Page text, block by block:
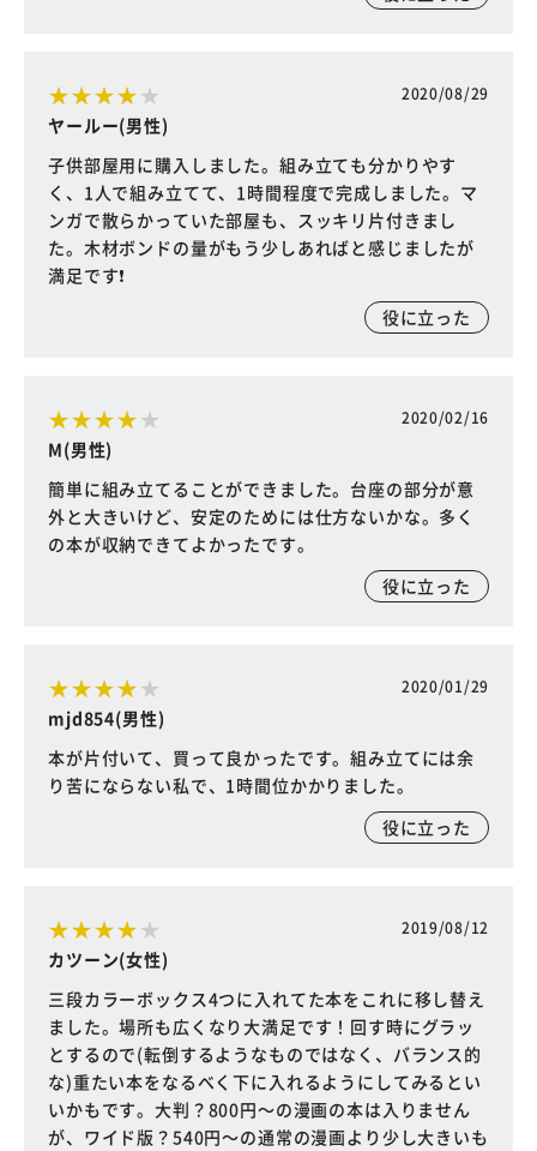
2020/08/29
ヤールー(男性)
子供部屋用に購入しました。組み立ても分かりやす
く、1人で組み立てて、1時間程度で完成しました。マ
ンガで散らかっていた部屋も、スッキリ片付きまし
た。木材ボンドの量がもう少しあればと感じましたが
満足です❗
役に立った
2020/02/16
M(男性)
簡単に組み立てることができました。台座の部分が意
外と大きいけど、安定のためには仕方ないかな。多く
の本が収納できてよかったです。
役に立った
2020/01/29
mjd854(男性)
本が片付いて、買って良かったです。組み立てには余
り苦にならない私で、1時間位かかりました。
役に立った
2019/08/12
カツーン(女性)
三段カラーボックス4つに入れてた本をこれに移し替え
ました。場所も広くなり大満足です！回す時にグラッ
とするので(転倒するようなものではなく、バランス的
な)重たい本をなるべく下に入れるようにしてみるとい
いかもです。大判？800円～の漫画の本は入りません
が、ワイド版？540円～の通常の漫画より少し大きいも